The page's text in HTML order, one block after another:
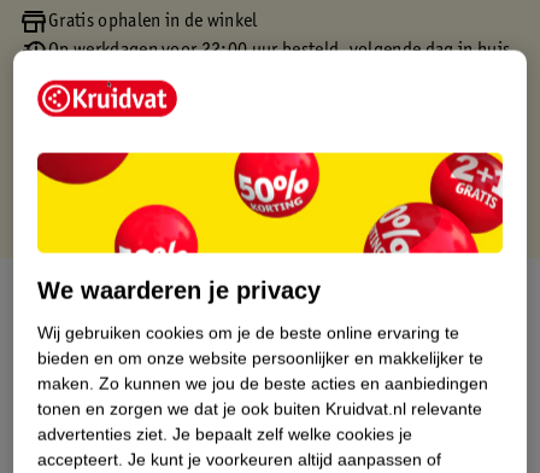
Gratis ophalen in de winkel
Op werkdagen voor 22:00 uur besteld, volgende dag in huis
Gratis thuisbezorgd vanaf 50.00
Gratis retourneren binnen 30 dagen
Over dit product
Productinformatie
Etiketinformatie
We waarderen je privacy
Wij gebruiken cookies om je de beste online ervaring te
bieden en om onze website persoonlijker en makkelijker te
maken. Zo kunnen we jou de beste acties en aanbiedingen
tonen en zorgen we dat je ook buiten Kruidvat.nl relevante
advertenties ziet. Je bepaalt zelf welke cookies je
accepteert. Je kunt je voorkeuren altijd aanpassen of